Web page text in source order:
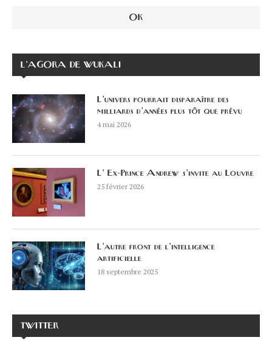
L’AGORA DE WUKALI
L’univers pourrait disparaître des
milliards d’années plus tôt que prévu
4 mai 2026
L’ Ex-Prince Andrew s’invite au Louvre
25 février 2026
L’autre front de l’intelligence
artificielle
18 septembre 2025
TWITTER